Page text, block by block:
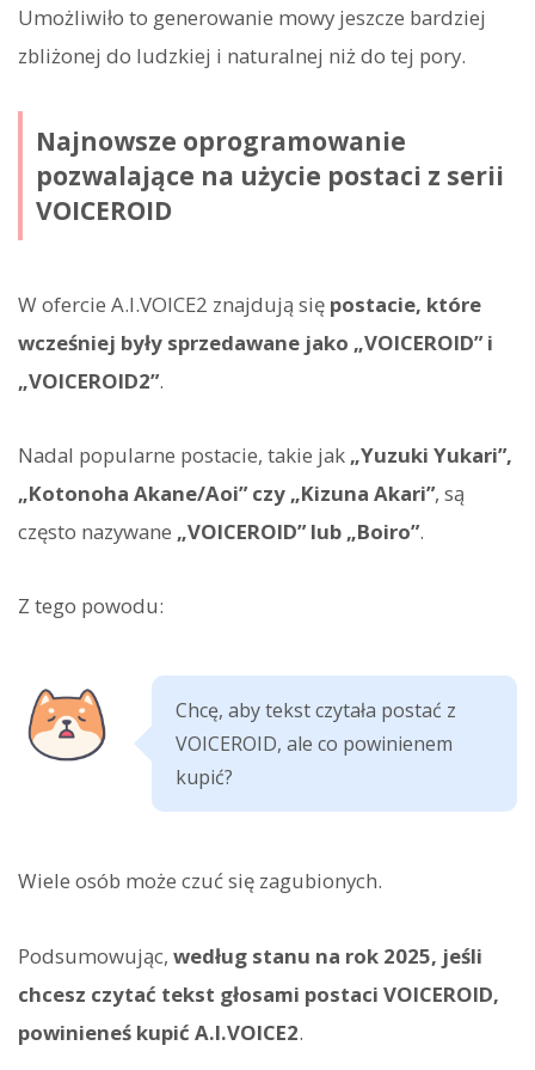
Umożliwiło to generowanie mowy jeszcze bardziej
zbliżonej do ludzkiej i naturalnej niż do tej pory.
Najnowsze oprogramowanie
pozwalające na użycie postaci z serii
VOICEROID
W ofercie A.I.VOICE2 znajdują się postacie, które
wcześniej były sprzedawane jako „VOICEROID” i
„VOICEROID2”.
Nadal popularne postacie, takie jak „Yuzuki Yukari”,
„Kotonoha Akane/Aoi” czy „Kizuna Akari”, są
często nazywane „VOICEROID” lub „Boiro”.
Z tego powodu:
Chcę, aby tekst czytała postać z
VOICEROID, ale co powinienem
kupić?
Wiele osób może czuć się zagubionych.
Podsumowując, według stanu na rok 2025, jeśli
chcesz czytać tekst głosami postaci VOICEROID,
powinieneś kupić A.I.VOICE2.